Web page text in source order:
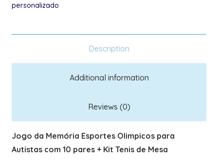
de
quantity
personalizado
Description
Additional information
Reviews (0)
Jogo da Memória Esportes Olimpicos para
Autistas com 10 pares + Kit Tenis de Mesa